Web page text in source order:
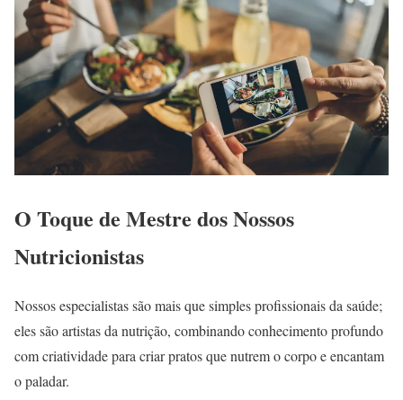
O Toque de Mestre dos Nossos
Nutricionistas
Nossos especialistas são mais que simples profissionais da saúde;
eles são artistas da nutrição, combinando conhecimento profundo
com criatividade para criar pratos que nutrem o corpo e encantam
o paladar.